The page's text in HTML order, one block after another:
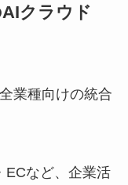
クラウド
業種向けの統合
ECなど、企業活